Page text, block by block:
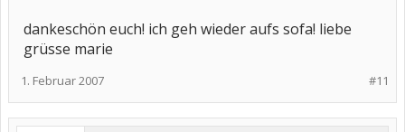
dankeschön euch! ich geh wieder aufs sofa! liebe
grüsse marie
#11
1. Februar 2007